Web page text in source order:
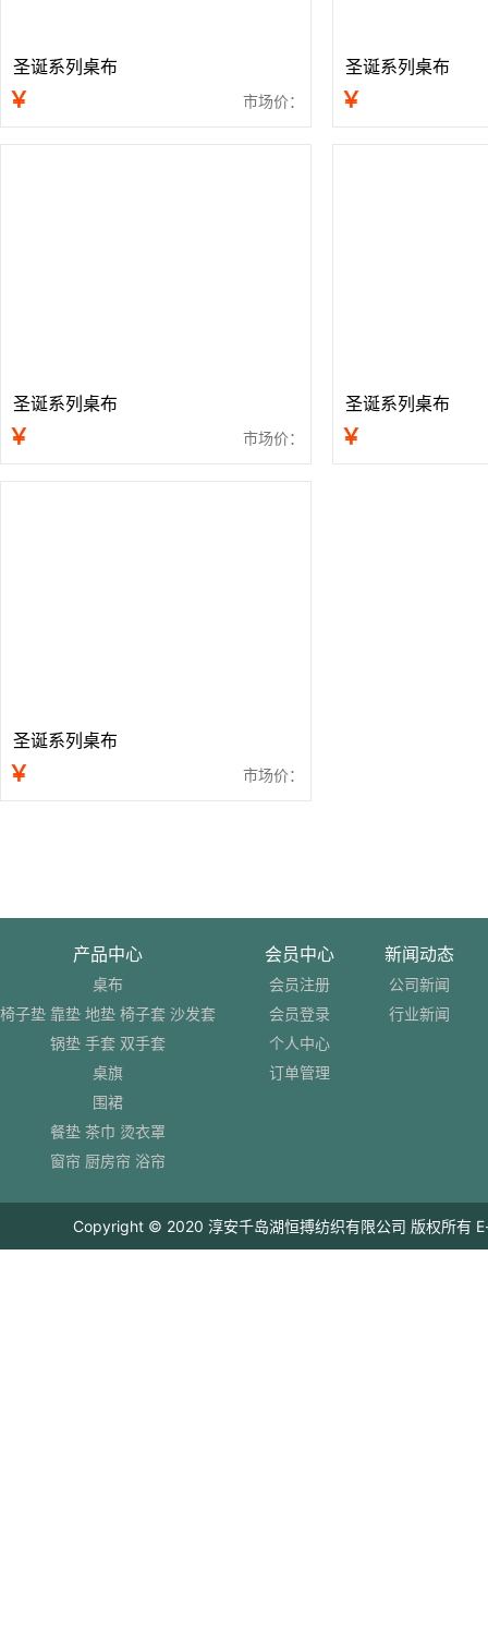
圣诞系列桌布
￥ 市场价：
圣诞系列桌布
￥
圣诞系列桌布
￥ 市场价：
圣诞系列桌布
￥
圣诞系列桌布
￥ 市场价：
产品中心
桌布
椅子垫 靠垫 地垫 椅子套 沙发套
锅垫 手套 双手套
桌旗
围裙
餐垫 茶巾 烫衣罩
窗帘 厨房帘 浴帘
会员中心
会员注册
会员登录
个人中心
订单管理
新闻动态
公司新闻
行业新闻
Copyright © 2020 淳安千岛湖恒搏纺织有限公司 版权所